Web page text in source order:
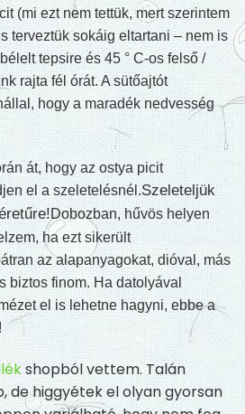
(mi ezt nem tettük, mert szerintem
terveztük sokáig eltartani – nem is
tepsire és 45 ° C-os felső /
rajta fél órát. A sütőajtót
hogy a maradék nedvesség
át, hogy az ostya picit
el a szeletelésnél.Szeleteljük
Dobozban, hűvös helyen
ha ezt sikerült
az alapanyagokat, dióval, más
biztos finom. Ha datolyával
el is lehetne hagyni, ebbe a
shopból vettem. Talán
de higgyétek el olyan gyorsan